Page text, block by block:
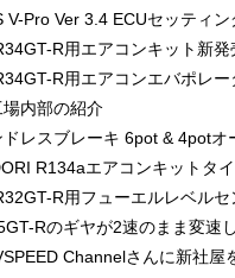
V-Pro Ver 3.4 ECUセッティン
R用エアコンキット新発売！
R用エアコンエバポレーターを新発売
内部の紹介
レスブレーキ 6pot & 4potオーバーホー
R134aエアコンキットタイプⅡ取り
R用フューエルレベルセンサー新発売
Rのギヤが2速のまま変速しない
Channelさんに新社屋を紹介していただきまし